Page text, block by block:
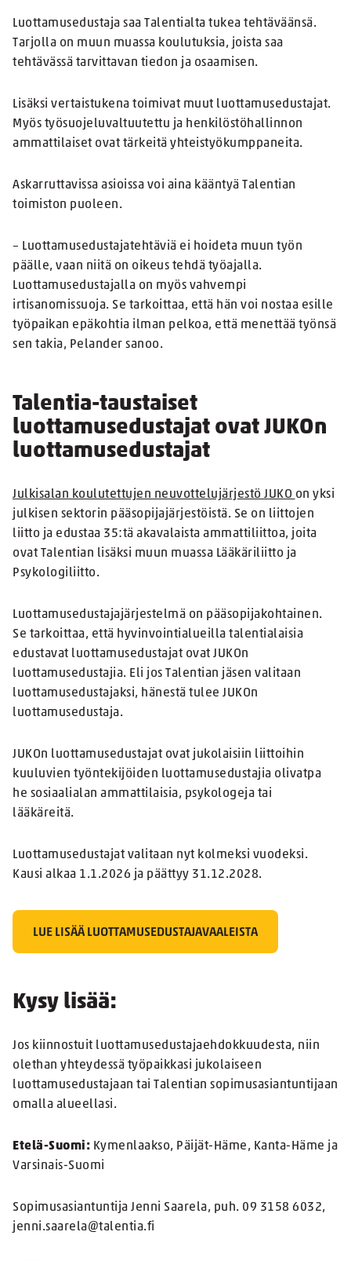
Luottamusedustaja saa Talentialta tukea tehtäväänsä.
Tarjolla on muun muassa koulutuksia, joista saa
tehtävässä tarvittavan tiedon ja osaamisen.
Lisäksi vertaistukena toimivat muut luottamusedustajat.
Myös työsuojeluvaltuutettu ja henkilöstöhallinnon
ammattilaiset ovat tärkeitä yhteistyökumppaneita.
Askarruttavissa asioissa voi aina kääntyä Talentian
toimiston puoleen.
– Luottamusedustajatehtäviä ei hoideta muun työn
päälle, vaan niitä on oikeus tehdä työajalla.
Luottamusedustajalla on myös vahvempi
irtisanomissuoja. Se tarkoittaa, että hän voi nostaa esille
työpaikan epäkohtia ilman pelkoa, että menettää työnsä
sen takia, Pelander sanoo.
Talentia-taustaiset
luottamusedustajat ovat JUKOn
luottamusedustajat
Julkisalan koulutettujen neuvottelujärjestö JUKO on yksi
julkisen sektorin pääsopijajärjestöistä. Se on liittojen
liitto ja edustaa 35:tä akavalaista ammattiliittoa, joita
ovat Talentian lisäksi muun muassa Lääkäriliitto ja
Psykologiliitto.
Luottamusedustajajärjestelmä on pääsopijakohtainen.
Se tarkoittaa, että hyvinvointialueilla talentialaisia
edustavat luottamusedustajat ovat JUKOn
luottamusedustajia. Eli jos Talentian jäsen valitaan
luottamusedustajaksi, hänestä tulee JUKOn
luottamusedustaja.
JUKOn luottamusedustajat ovat jukolaisiin liittoihin
kuuluvien työntekijöiden luottamusedustajia olivatpa
he sosiaalialan ammattilaisia, psykologeja tai
lääkäreitä.
Luottamusedustajat valitaan nyt kolmeksi vuodeksi.
Kausi alkaa 1.1.2026 ja päättyy 31.12.2028.
LUE LISÄÄ LUOTTAMUSEDUSTAJAVAALEISTA
Kysy lisää:
Jos kiinnostuit luottamusedustajaehdokkuudesta, niin
olethan yhteydessä työpaikkasi jukolaiseen
luottamusedustajaan tai Talentian sopimusasiantuntijaan
omalla alueellasi.
Etelä-Suomi: Kymenlaakso, Päijät-Häme, Kanta-Häme ja
Varsinais-Suomi
Sopimusasiantuntija Jenni Saarela, puh. 09 3158 6032,
jenni.saarela@talentia.fi